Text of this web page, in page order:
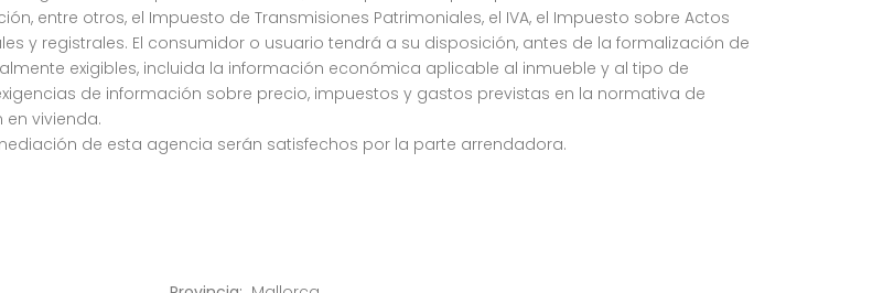
entre otros, el Impuesto de Transmisiones Patrimoniales, el IVA, el Impuesto sobre Actos
y registrales. El consumidor o usuario tendrá a su disposición, antes de la formalización de
exigibles, incluida la información económica aplicable al inmueble y al tipo de
de información sobre precio, impuestos y gastos previstas en la normativa de
vivienda.
de esta agencia serán satisfechos por la parte arrendadora.